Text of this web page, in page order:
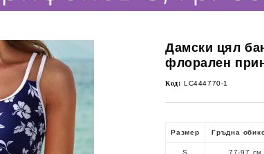
Дамски цял
флорален
Код: LC444770-1
Размер Гръдна
S 77-97 см